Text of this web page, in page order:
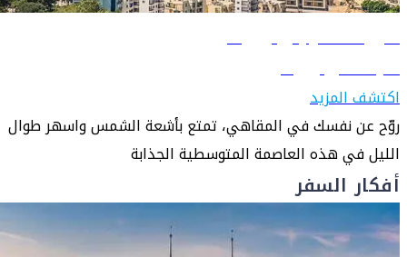
دليل السفر إلى بيروت
تعرّف على بيروت
اكتشف المزيد
روّح عن نفسك في المقاهي، تمتع بأشعة الشمس واسهر طوال
الليل في هذه العاصمة المتوسطية الجذابة
أفكار السفر